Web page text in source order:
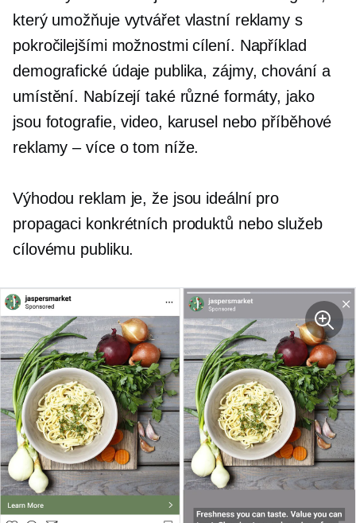
který umožňuje vytvářet vlastní reklamy s
pokročilejšími možnostmi cílení. Například
demografické údaje publika, zájmy, chování a
umístění. Nabízejí také různé formáty, jako
jsou fotografie, video, karusel nebo příběhové
reklamy – více o tom níže.
Výhodou reklam je, že jsou ideální pro
propagaci konkrétních produktů nebo služeb
cílovému publiku.